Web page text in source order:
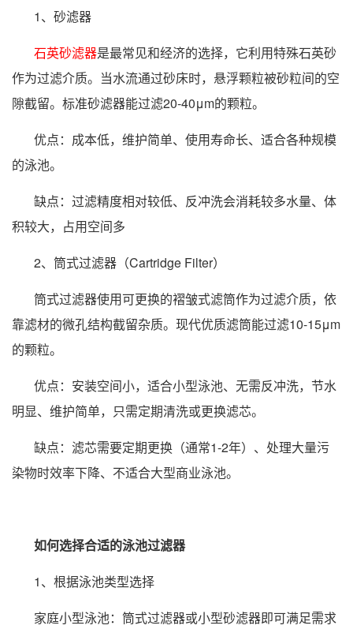
1、砂滤器
石英砂滤器是最常见和经济的选择，它利用特殊石英砂
作为过滤介质。当水流通过砂床时，悬浮颗粒被砂粒间的空
隙截留。标准砂滤器能过滤20-40μm的颗粒。
优点：成本低，维护简单、使用寿命长、适合各种规模
的泳池。
缺点：过滤精度相对较低、反冲洗会消耗较多水量、体
积较大，占用空间多
2、筒式过滤器（Cartridge Filter）
筒式过滤器使用可更换的褶皱式滤筒作为过滤介质，依
靠滤材的微孔结构截留杂质。现代优质滤筒能过滤10-15μm
的颗粒。
优点：安装空间小，适合小型泳池、无需反冲洗，节水
明显、维护简单，只需定期清洗或更换滤芯。
缺点：滤芯需要定期更换（通常1-2年）、处理大量污
染物时效率下降、不适合大型商业泳池。
如何选择合适的泳池过滤器
1、根据泳池类型选择
家庭小型泳池：筒式过滤器或小型砂滤器即可满足需求